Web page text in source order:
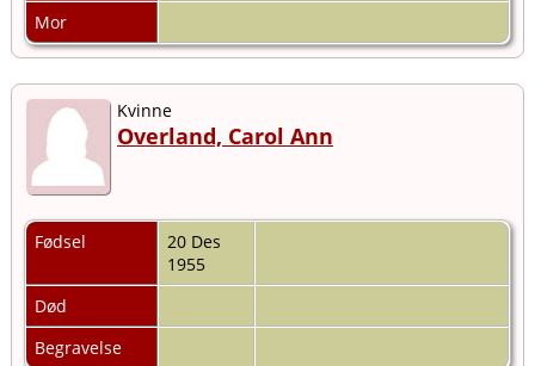
Mor
Kvinne
Overland, Carol Ann
Fødsel
20 Des
1955
Død
Begravelse